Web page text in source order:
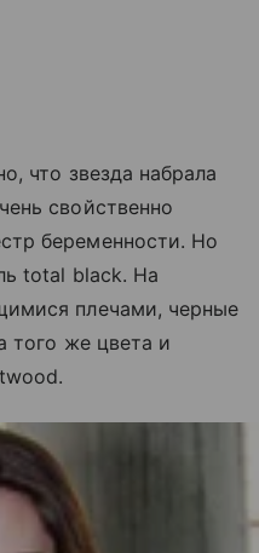
что звезда набрала
свойственно
беременности. Но
total black. На
плечами, черные
того же цвета и